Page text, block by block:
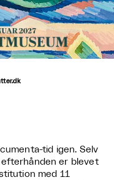
tid igen. Selv
er blevet
med 11